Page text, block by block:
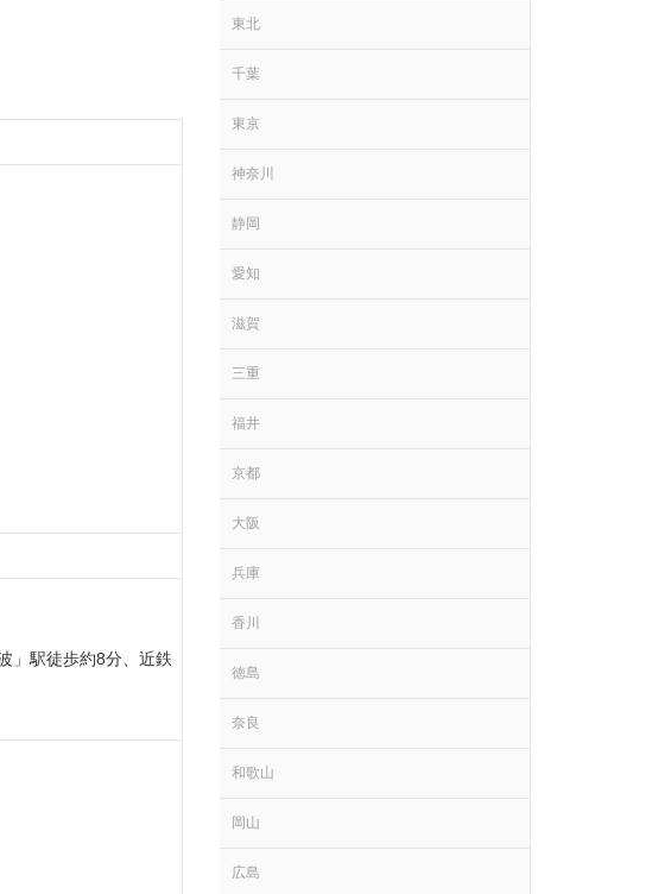
」駅徒歩約8分、近鉄
東北
千葉
東京
神奈川
静岡
愛知
滋賀
三重
福井
京都
大阪
兵庫
香川
徳島
奈良
和歌山
岡山
広島